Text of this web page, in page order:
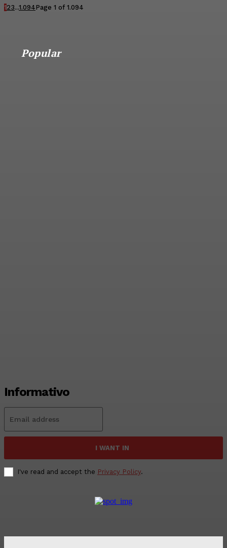
123...1.094Page 1 of 1.094
Popular
Informativo
I WANT IN
I've read and accept the Privacy Policy.